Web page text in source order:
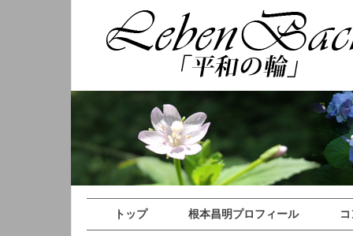
トップ 根本昌明プロフィール